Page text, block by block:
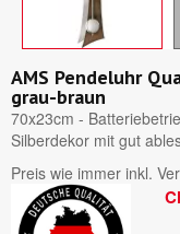
AMS Pendeluhr
grau-braun
70x23cm -
Silberdekor mit gut
Preis wie immer inkl.